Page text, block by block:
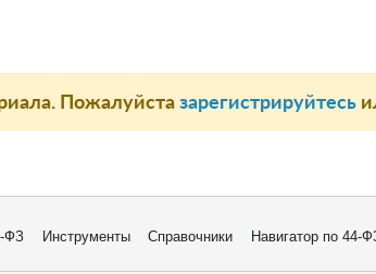
Пожалуйстазарегистрируйтесь
ФЗ Инструменты Справочники Навигатор по 44-